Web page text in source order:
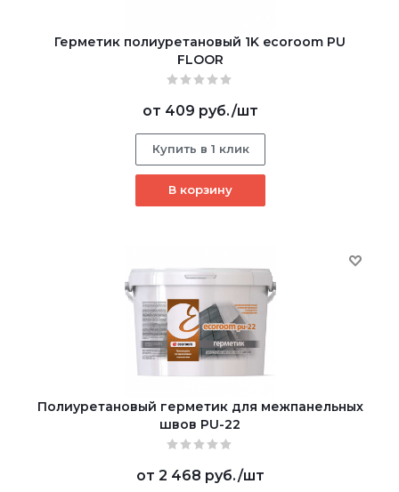
Герметик полиуретановый 1K ecoroom PU
FLOOR
от 409 руб./шт
Купить в 1 клик
В корзину
Полиуретановый герметик для межпанельных
швов PU-22
от 2 468 руб./шт